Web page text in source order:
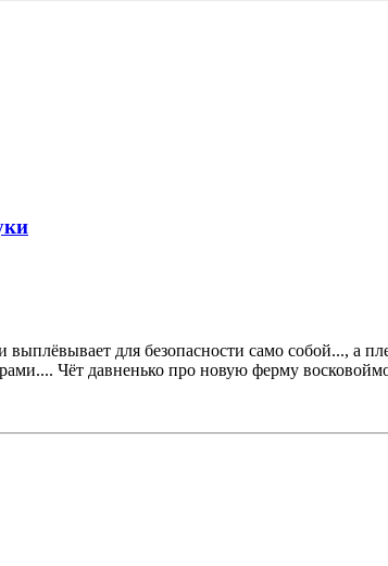
для безопасности само собой..., а
Чёт давненько про новую ферму